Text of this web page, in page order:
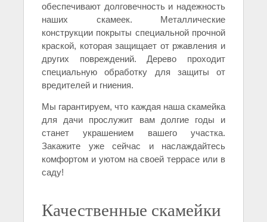
обеспечивают долговечность и надежность
наших скамеек. Металлические
конструкции покрыты специальной прочной
краской, которая защищает от ржавления и
других повреждений. Дерево проходит
специальную обработку для защиты от
вредителей и гниения.
Мы гарантируем, что каждая наша скамейка
для дачи прослужит вам долгие годы и
станет украшением вашего участка.
Закажите уже сейчас и наслаждайтесь
комфортом и уютом на своей террасе или в
саду!
Качественные скамейки